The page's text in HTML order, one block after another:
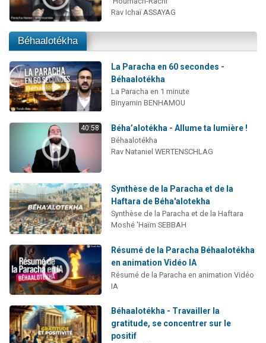
Rav Ichaï ASSAYAG
Béhaalotékha
La Paracha en 60 secondes -
Béhaalotékha
La Paracha en 1 minute
Binyamin BENHAMOU
40:58 Béha’alotékha - Allume ta lumière !
Béhaalotékha
Rav Nataniel WERTENSCHLAG
Synthèse de la Paracha et de la
Haftara de Béha'alotekha
Synthèse de la Paracha et de la Haftara
Moshé 'Haïm SEBBAH
Résumé de la Paracha Béhaalotékha
en animation Vidéo IA
Résumé de la Paracha en animation Vidéo
IA
Béhaalotékha - Travailler la
gratitude, se concentrer sur le
positif